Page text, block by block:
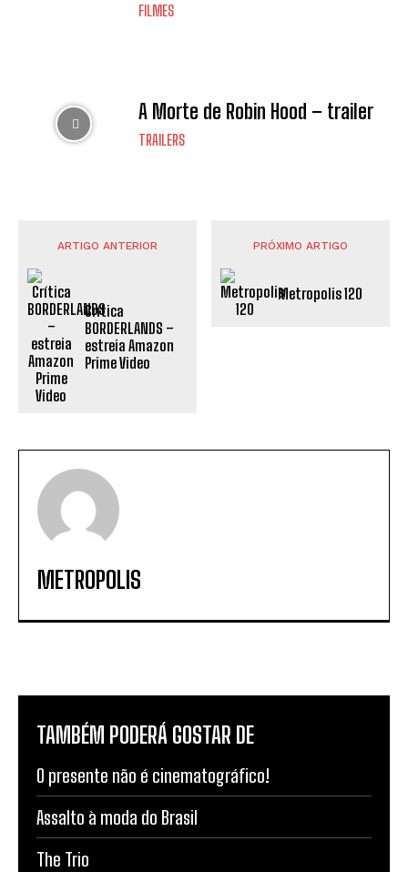
FILMES
A Morte de Robin Hood – trailer
TRAILERS
ARTIGO ANTERIOR
Crítica
BORDERLANDS –
estreia Amazon
Prime Video
PRÓXIMO ARTIGO
Metropolis 120
METROPOLIS
TAMBÉM PODERÁ GOSTAR DE
O presente não é cinematográfico!
Assalto à moda do Brasil
The Trio